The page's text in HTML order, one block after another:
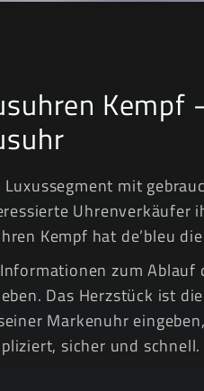
Kempf
Luxussegment mit
Uhrenverkäufer
Kempf hat de’bleu
zum
Das Herzstück ist
Markenuhr
sicher und schnell.